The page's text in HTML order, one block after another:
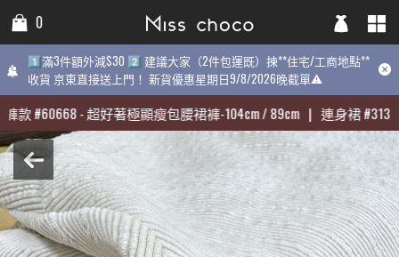
0
1️⃣滿3件額外減$30 2️⃣ 建議大家（2件包運既）揀**住宅/工商地點**
收貨 京東直接送上門！ 新貨優惠星期日9/8/2026晚截單⚠️
款#60668-超好著極顯瘦包腰裙褲-104cm / 89cm | 連身裙#31398
0
1️⃣滿3件額外減$30 2️⃣ 建議大家（2件包運既）揀**住宅/工商地點**
收貨 京東直接送上門！ 新貨優惠星期日9/8/2026晚截單⚠️
款#60668-超好著極顯瘦包腰裙褲-104cm / 89cm | 連身裙#31398
1️⃣滿3件額外減$30 2️⃣ 建議大家（2件包運既）揀**住宅/工商地點**
9/8/2026晚截單⚠️
熱賣: 褲款#60668-超好著極顯瘦包腰裙褲-104cm / 89cm | 連身裙